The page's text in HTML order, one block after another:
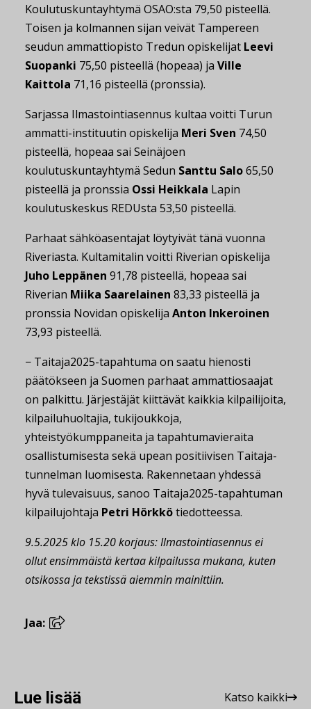
Koulutuskuntayhtymä OSAO:sta 79,50 pisteellä.
Toisen ja kolmannen sijan veivät Tampereen
seudun ammattiopisto Tredun opiskelijat Leevi
Suopanki 75,50 pisteellä (hopeaa) ja Ville
Kaittola 71,16 pisteellä (pronssia).
Sarjassa Ilmastointiasennus kultaa voitti Turun
ammatti-instituutin opiskelija Meri Sven 74,50
pisteellä, hopeaa sai Seinäjoen
koulutuskuntayhtymä Sedun Santtu Salo65,50
pisteellä ja pronssia Ossi Heikkala Lapin
koulutuskeskus REDUsta 53,50 pisteellä.
Parhaat sähköasentajat löytyivät tänä vuonna
Riveriasta. Kultamitalin voitti Riverian opiskelija
Juho Leppänen 91,78 pisteellä, hopeaa sai
Riverian Miika Saarelainen 83,33 pisteellä ja
pronssia Novidan opiskelija Anton Inkeroinen
73,93 pisteellä.
− Taitaja2025-tapahtuma on saatu hienosti
päätökseen ja Suomen parhaat ammattiosaajat
on palkittu. Järjestäjät kiittävät kaikkia kilpailijoita,
kilpailuhuoltajia, tukijoukkoja,
yhteistyökumppaneita ja tapahtumavieraita
osallistumisesta sekä upean positiivisen Taitaja-
tunnelman luomisesta. Rakennetaan yhdessä
hyvä tulevaisuus, sanoo Taitaja2025-tapahtuman
kilpailujohtaja Petri Hörkkötiedotteessa.
9.5.2025 klo 15.20 korjaus: Ilmastointiasennus ei
ollut ensimmäistä kertaa kilpailussa mukana, kuten
otsikossa ja tekstissä aiemmin mainittiin.
Jaa:
Lue lisää Katso kaikki